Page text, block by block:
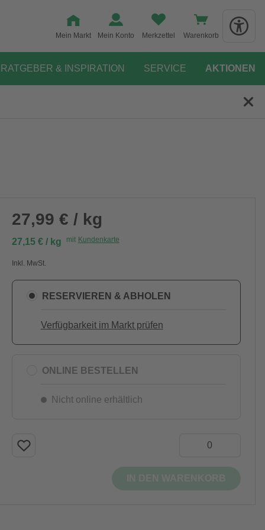
Mein Markt Mein Konto Merkzettel Warenkorb
RATGEBER & INSPIRATION SERVICE AKTIONEN
27,99 € / kg
27,15 € / kg mit Kundenkarte
Inkl. MwSt.
RESERVIEREN & ABHOLEN
Verfügbarkeit im Markt prüfen
ONLINE BESTELLEN
Nicht online erhältlich